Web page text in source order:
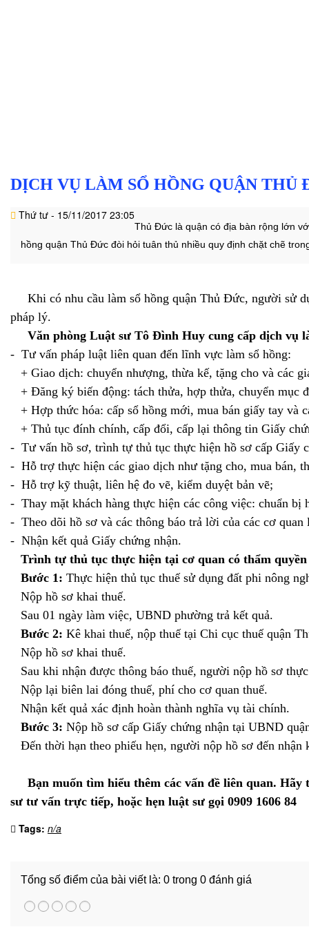
sư
nghiệp
Dịch
riêng
cho
doanh
nghiệp
Dịch
mua
bán,
sáp
nhập
Dịch
vụ
đăng
kinh
vấn
đầu
nước
ngoài
vấn
soạn
thảo
đồng
vấn
phá
nghiệp
DỊCH VỤ LÀM SỔ HỒNG QUẬN THỦ
Thứ tư - 15/11/2017 23:05
Thủ Đức là quận có địa bàn rộng lớn
hồng quận Thủ Đức đòi hỏi tuân thủ nhiều quy định chặt chẽ
Khi có nhu cầu làm sổ hồng quận Thủ Đức, người sử
pháp lý.
Văn phòng Luật sư Tô Đình Huy cung cấp dịch vụ
- Tư vấn pháp luật liên quan đến lĩnh vực làm sổ hồng:
+ Giao dịch: chuyển nhượng, thừa kế, tặng cho và các
+ Đăng ký biến động: tách thửa, hợp thửa, chuyển mục
+ Hợp thức hóa: cấp sổ hồng mới, mua bán giấy tay và
+ Thủ tục đính chính, cấp đổi, cấp lại thông tin Giấy
- Tư vấn hồ sơ, trình tự thủ tục thực hiện hồ sơ cấp Giấy
- Hỗ trợ thực hiện các giao dịch như tặng cho, mua bán,
- Hỗ trợ kỹ thuật, liên hệ đo vẽ, kiểm duyệt bản vẽ;
- Thay mặt khách hàng thực hiện các công việc: chuẩn
- Theo dõi hồ sơ và các thông báo trả lời của các cơ quan
- Nhận kết quả Giấy chứng nhận.
Trình tự thủ tục thực hiện tại cơ quan có thẩm quyền
Bước 1: Thực hiện thủ tục thuế sử dụng đất phi nông
Nộp hồ sơ khai thuế.
Sau 01 ngày làm việc, UBND phường trả kết quả.
Bước 2: Kê khai thuế, nộp thuế tại Chi cục thuế quận
Nộp hồ sơ khai thuế.
Sau khi nhận được thông báo thuế, người nộp hồ sơ
Nộp lại biên lai đóng thuế, phí cho cơ quan thuế.
Nhận kết quả xác định hoàn thành nghĩa vụ tài chính.
Bước 3: Nộp hồ sơ cấp Giấy chứng nhận tại UBND
Đến thời hạn theo phiếu hẹn, người nộp hồ sơ đến nhận
Bạn muốn tìm hiểu thêm các vấn đề liên quan. Hãy
sư tư vấn trực tiếp, hoặc hẹn luật sư gọi 0909 1606 84
Tags: n/a
Tổng số điểm của bài viết là: 0 trong 0 đánh giá